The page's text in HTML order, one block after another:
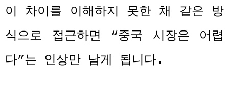
이 차이를 이해하지 못한 채 같은 방
식으로 접근하면 “중국 시장은 어렵
다”는 인상만 남게 됩니다.